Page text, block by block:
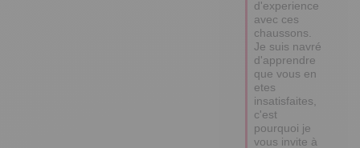
d'experience
avec ces
chaussons.
Je suis navré
d'apprendre
que vous en
etes
insatisfaites,
c'est
pourquoi je
vous invite à